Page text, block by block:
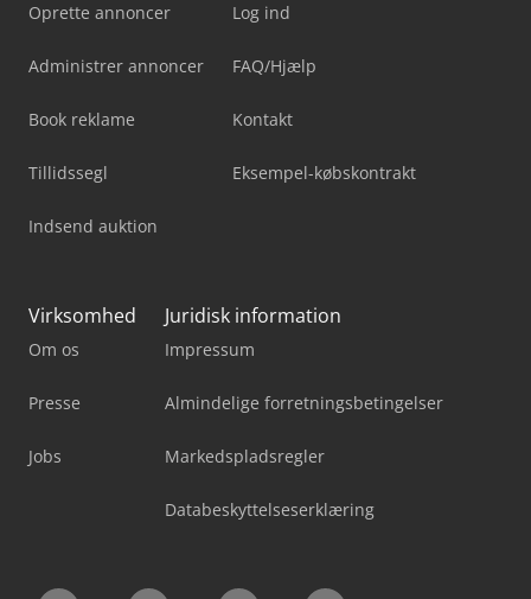
Oprette annoncer
Administrer annoncer
Book reklame
Tillidssegl
Indsend auktion
Log ind
FAQ/Hjælp
Kontakt
Eksempel-købskontrakt
Virksomhed
Om os
Presse
Jobs
Juridisk information
Impressum
Almindelige forretningsbetingelser
Markedspladsregler
Databeskyttelseserklæring